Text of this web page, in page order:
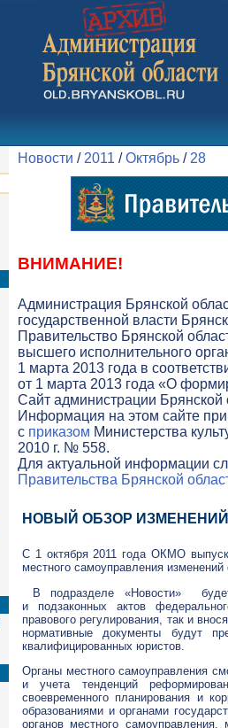
Новости / 2011 /Октябрь / 28
ВНИМАНИЕ!
Администрация Брянской
государственной власти
Правительство Брянской
высшего исполнительного
1 марта 2013 года в
от 1 марта 2013 года «О
Cайт администрации Брянской
Информация на этом сайте
с приказом Министерства
2010 г. № 558.
Для актуальной информации
Правительства Брянской
НОВЫЙ ОБЗОР
С 1 октября 2011 года ОКМО
местного самоуправления
В подразделе «Новости» будет
и подзаконных актов
правового регулирования, так и
нормативные документы будут
квалифицированных юристов.
Органы местного самоуправления
и учета тенденций
своевременного планирования и
образованиями и органами
органов местного